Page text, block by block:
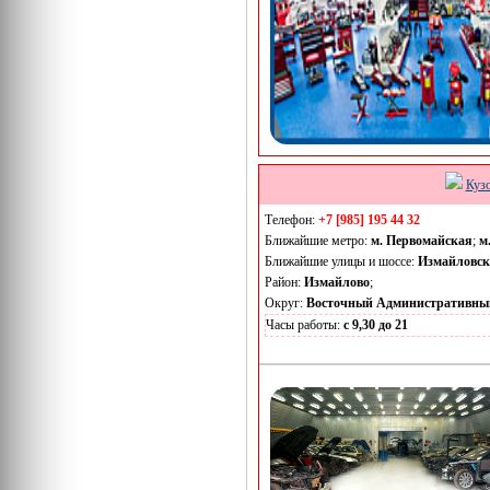
Телефон: +7 [985] 195 44 32
Ближайшие метро: м. Первомайская;
Ближайшие улицы и шоссе:
Район: Измайлово;
Округ: Восточный
Часы работы: с 9,30 до 21